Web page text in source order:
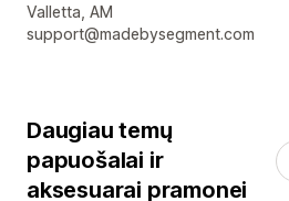
Kūrėjo kontaktiniai duomenys
Valletta, AM
support@madebysegment.com
Daugiau temų
papuošalai ir
aksesuarai pramonei